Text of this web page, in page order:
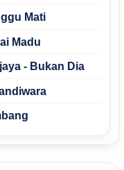
Mati
Madu
- Bukan Dia